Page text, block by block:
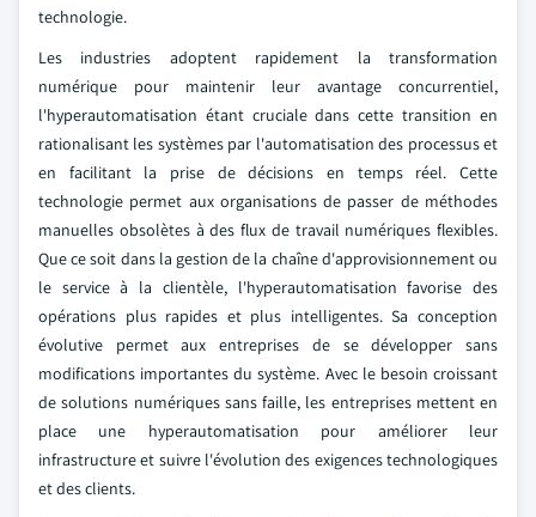
technologie.
Les industries adoptent rapidement la transformation
numérique pour maintenir leur avantage concurrentiel,
l'hyperautomatisation étant cruciale dans cette transition en
rationalisant les systèmes par l'automatisation des processus et
en facilitant la prise de décisions en temps réel. Cette
technologie permet aux organisations de passer de méthodes
manuelles obsolètes à des flux de travail numériques flexibles.
Que ce soit dans la gestion de la chaîne d'approvisionnement ou
le service à la clientèle, l'hyperautomatisation favorise des
opérations plus rapides et plus intelligentes. Sa conception
évolutive permet aux entreprises de se développer sans
modifications importantes du système. Avec le besoin croissant
de solutions numériques sans faille, les entreprises mettent en
place une hyperautomatisation pour améliorer leur
infrastructure et suivre l'évolution des exigences technologiques
et des clients.